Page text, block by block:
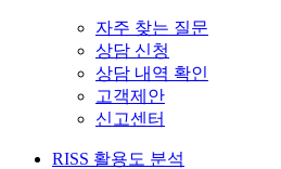
자주 찾는 질문
상담 신청
상담 내역 확인
고객제안
신고센터
RISS 활용도 분석